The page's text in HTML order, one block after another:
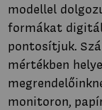
modellel
formákat
pontosítjuk.
mértékben
monitoron,